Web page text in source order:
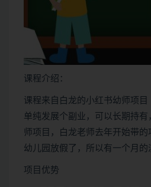
课程介绍：
课程来自白龙的小红书幼师项
单纯发展个副业，可以长期持
师项目，白龙老师去年开始带
幼儿园放假了，所以有一个月的
项目优势